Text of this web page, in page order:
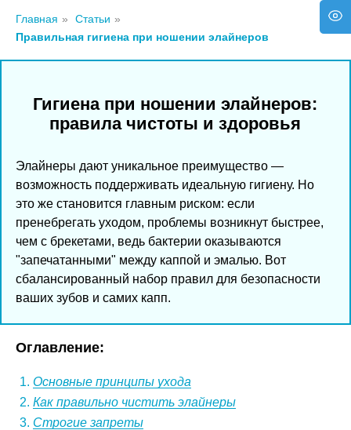
Главная » Статьи »
Правильная гигиена при ношении элайнеров
Гигиена при ношении элайнеров:
правила чистоты и здоровья
Элайнеры дают уникальное преимущество —
возможность поддерживать идеальную гигиену. Но
это же становится главным риском: если
пренебрегать уходом, проблемы возникнут быстрее,
чем с брекетами, ведь бактерии оказываются
"запечатанными" между каппой и эмалью. Вот
сбалансированный набор правил для безопасности
ваших зубов и самих капп.
Оглавление:
Основные принципы ухода
Как правильно чистить элайнеры
Строгие запреты